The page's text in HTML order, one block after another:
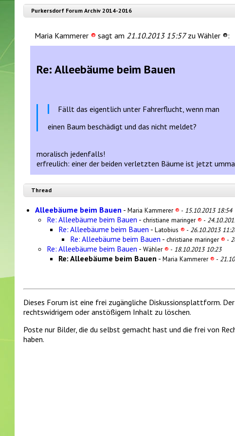
Purkersdorf Forum Archiv 2014-2016
Maria Kammerer ® sagt am 21.10.2013 15:57zu Wähler ®:
Re: Alleebäume beim Bauen
Fällt das eigentlich unter Fahrerflucht, wenn man
einen Baum beschädigt und das nicht meldet?
moralisch jedenfalls!
erfreulich: einer der beiden verletzten Bäume ist jetzt
Thread
Alleebäume beim Bauen - Maria Kammerer® - 15.10.2013 18:54
Re: Alleebäume beim Bauen - christiane maringer® -
Re: Alleebäume beim Bauen - Latobius ® - 26.10.2013
Re: Alleebäume beim Bauen - christiane maringer® -
Re: Alleebäume beim Bauen - Wähler® - 18.10.2013 10:23
Re: Alleebäume beim Bauen - Maria Kammerer® -
Dieses Forum ist eine frei zugängliche Diskussionsplattform.
rechtswidrigem oder anstößigem Inhalt zu löschen.
Poste nur Bilder, die du selbst gemacht hast und die frei von
haben.